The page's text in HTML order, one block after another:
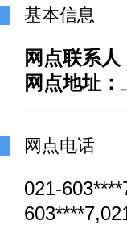
基本信息
网点联系人
网点地址：
网点电话
021-